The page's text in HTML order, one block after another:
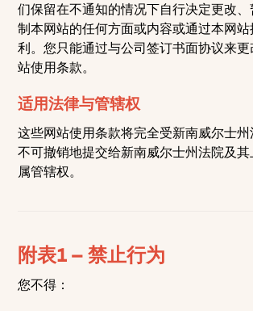
们保留在不通知的情况下自行决定更改
制本网站的任何方面或内容或通过本网
利。您只能通过与公司签订书面协议来
站使用条款。
适用法律与管辖权
这些网站使用条款将完全受新南威尔士
不可撤销地提交给新南威尔士州法院及
属管辖权。
附表1 – 禁止行为
您不得：